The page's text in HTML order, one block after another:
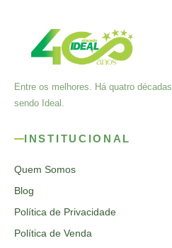
Entre os melhores. Há quatro décadas,
sendo Ideal.
INSTITUCIONAL
Quem Somos
Blog
Política de Privacidade
Política de Venda